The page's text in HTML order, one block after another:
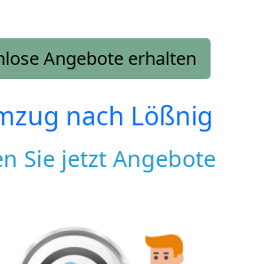
Angebote erhalten
nach Lößnig
Sie jetzt Angebote